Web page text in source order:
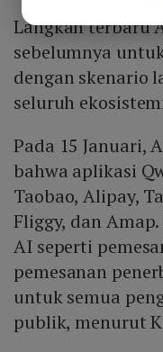
Langkah terbaru
sebelumnya
dengan skenario
seluruh
Pada 15 Januari,
bahwa aplikasi
Taobao, Alipay,
Fliggy, dan
AI seperti
pemesanan
untuk semua
publik, menurut